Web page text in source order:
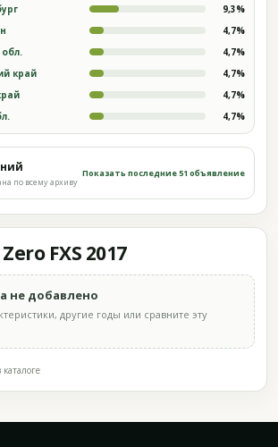
9,3%
4,7%
4,7%
край 4,7%
4,7%
4,7%
по всему архиву
Показать последние 51 объявление
FXS 2017
не добавлено
другие годы или сравните эту
каталоге